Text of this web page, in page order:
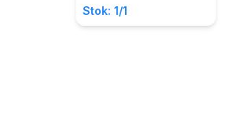
Studio
Stok: 1/1